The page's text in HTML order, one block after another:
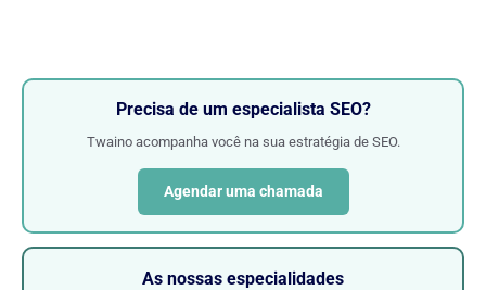
Precisa de um especialista SEO?
Twaino acompanha você na sua estratégia de SEO.
Agendar uma chamada
As nossas especialidades